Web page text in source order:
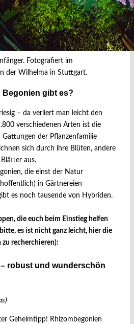
Fotografiert im
der Wilhelma in Stuttgart.
Begonien gibt es?
– da verliert man leicht den
verschiedenen Arten ist die
Gattungen der Pflanzenfamilie
sich durch ihre Blüten, andere
aus.
die einst der Natur
in Gärtnereien
es noch tausende von Hybriden.
die euch beim Einstieg helfen
es ist nicht ganz leicht, hier die
recherchieren):
robust und wunderschön
Geheimtipp! Rhizombegonien